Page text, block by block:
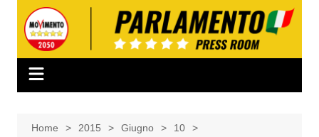
contenuto
Home 2015 Giugno
10